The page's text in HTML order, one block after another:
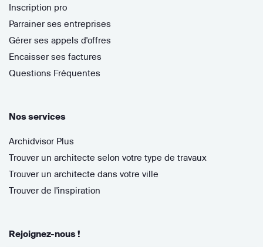
Inscription pro
Parrainer ses entreprises
Gérer ses appels d'offres
Encaisser ses factures
Questions Fréquentes
Nos services
Archidvisor Plus
Trouver un architecte selon votre type de travaux
Trouver un architecte dans votre ville
Trouver de l'inspiration
Rejoignez-nous !